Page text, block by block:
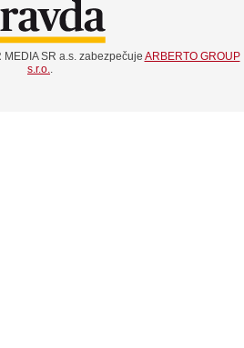
SR a.s. zabezpečuje ARBERTO GROUP
s.r.o..